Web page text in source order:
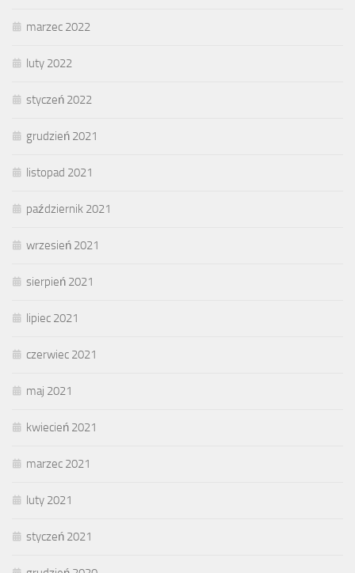
marzec 2022
luty 2022
styczeń 2022
grudzień 2021
listopad 2021
październik 2021
wrzesień 2021
sierpień 2021
lipiec 2021
czerwiec 2021
maj 2021
kwiecień 2021
marzec 2021
luty 2021
styczeń 2021